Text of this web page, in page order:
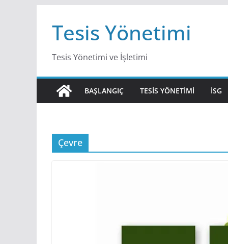
content
Tesis Yönetimi
Tesis Yönetimi ve İşletimi
BAŞLANGIÇ TESIS YÖNETIMI İSG
Çevre